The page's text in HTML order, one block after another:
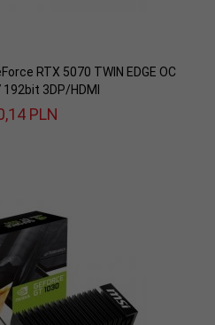
RTX 5070 TWIN EDGE OC
192bit 3DP/HDMI
14 PLN